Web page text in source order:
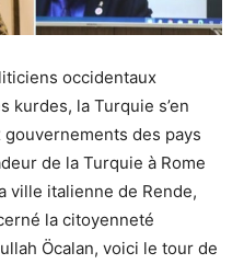
occidentaux
kurdes, la Turquie s’en
des pays
de la Turquie à Rome
ville italienne de Rende,
la citoyenneté
Öcalan, voici le tour de